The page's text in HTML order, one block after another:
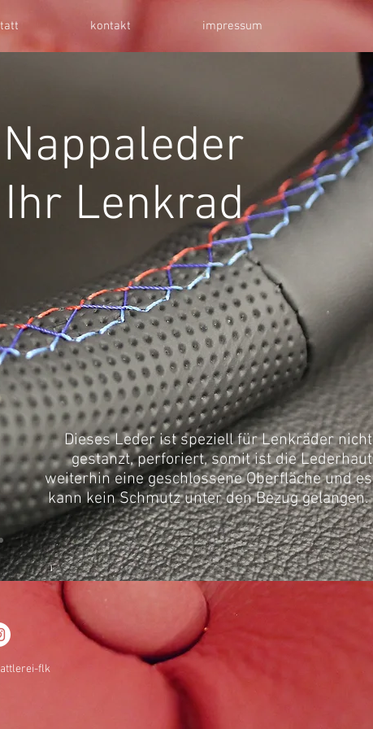
kontakt impressum
Lenkrad
DiesesLeder ist speziell fürLenkrädernicht
gestanzt, perforiert, somitistdieLederhaut
weiterhin eine geschlossene Oberfläche und es
kann kein Schmutz unter den Bezug gelangen.
flk